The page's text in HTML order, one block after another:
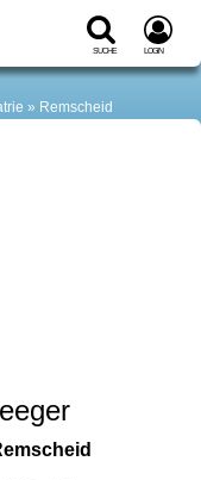
Suche Login
Remscheid